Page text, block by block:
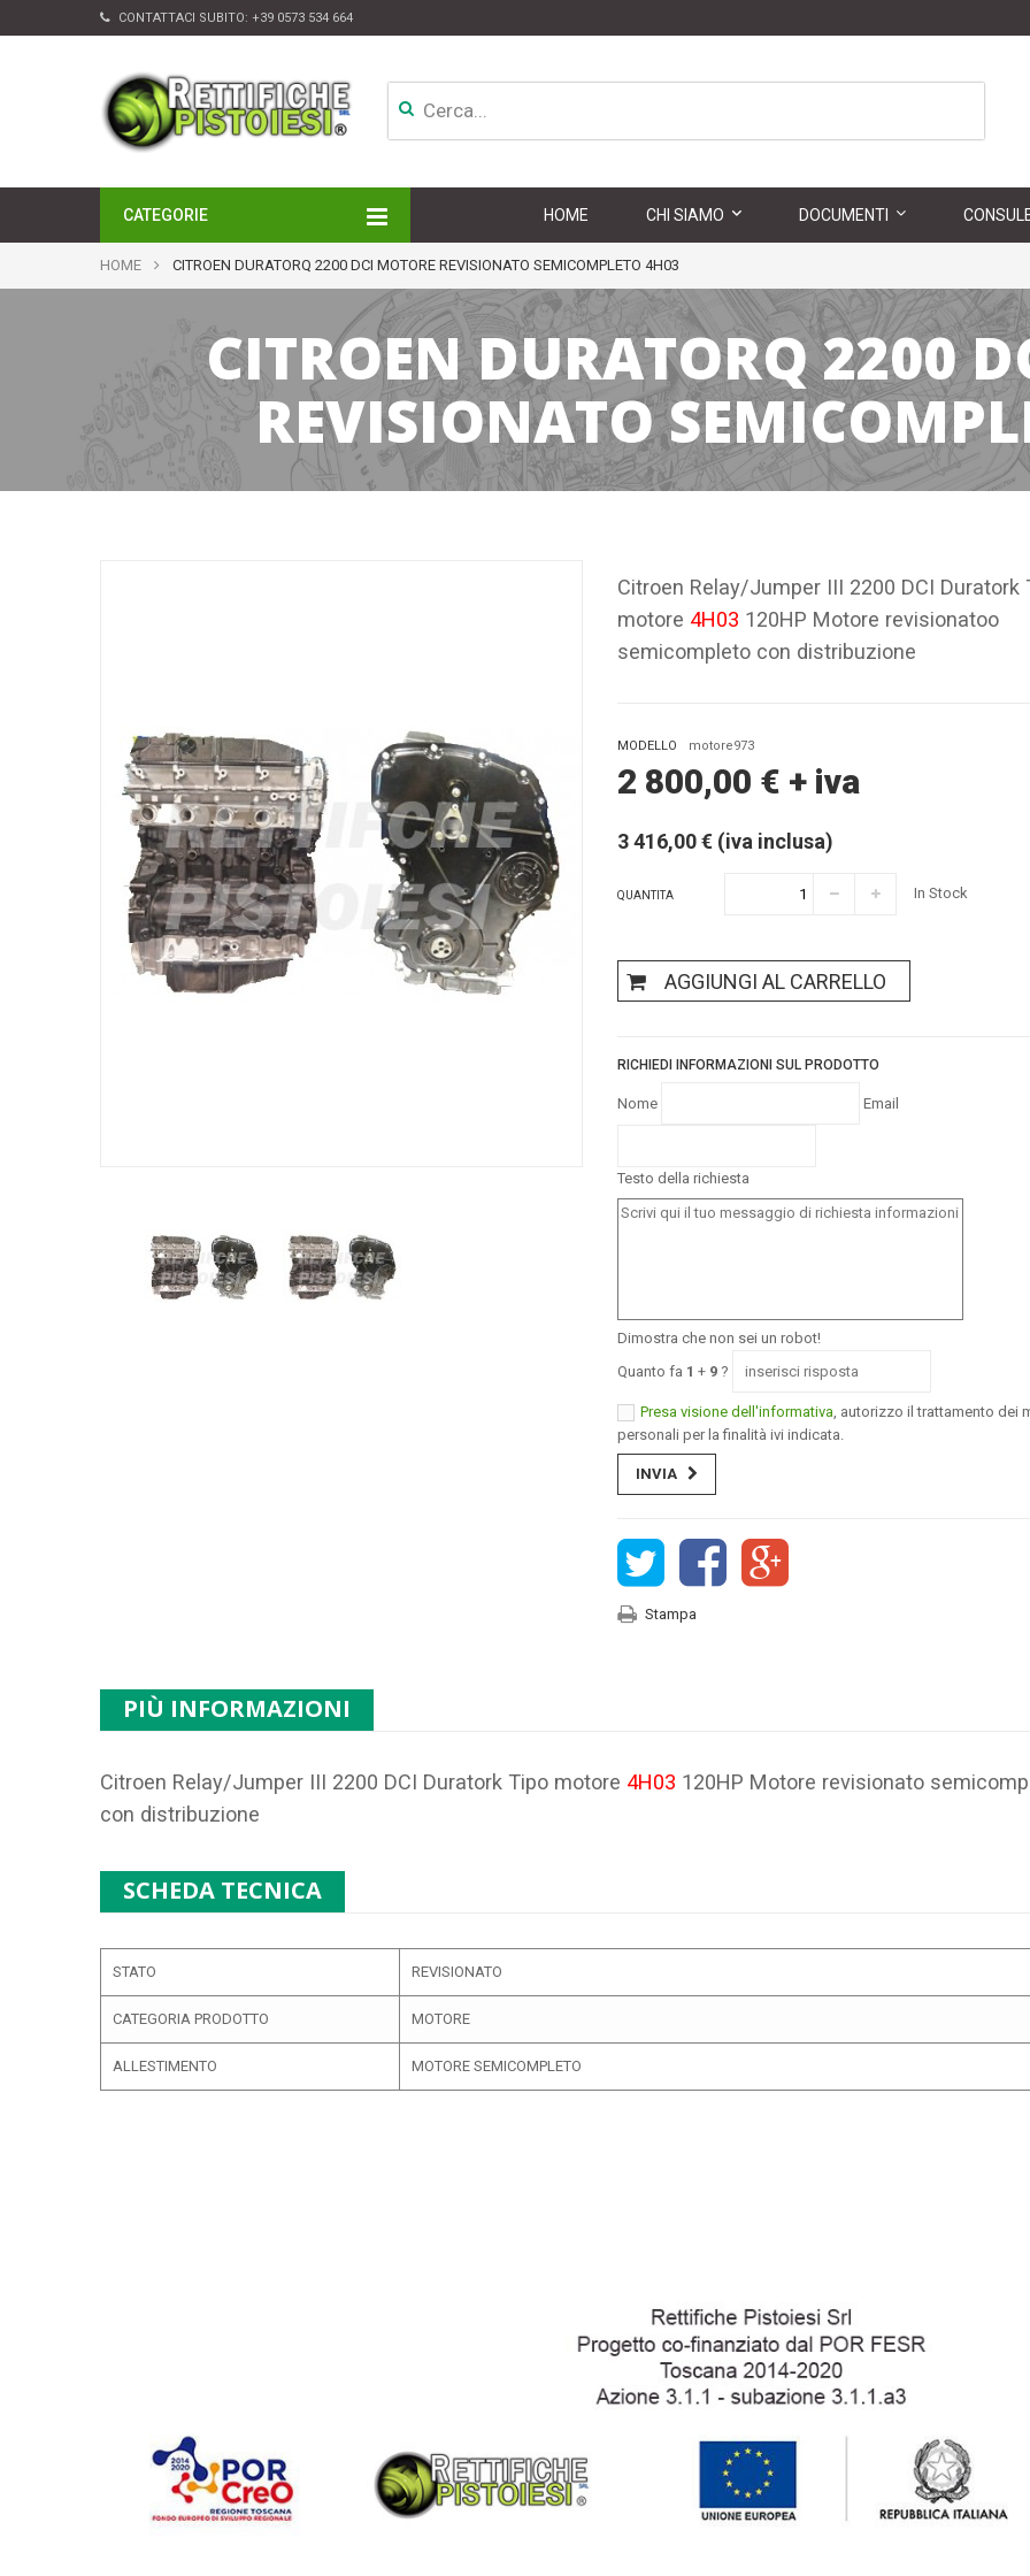
CONTATTACI SUBITO: +39 0573 534 664
CATEGORIE
APPARATI DI INIEZIONE
TURBINE
ALTRI ACCESSORI
HOME CHI SIAMO DOCUMENTI
HOME CITROEN DURATORQ 2200 DCI MOTORE REVISIONATO SEMICOMPLETO 4H03
CITROEN DURATORQ 2200
REVISIONATO
Citroen Relay/Jumper III 2200 DCI Duratork
motore 4H03 120HP Motore revisionatoo
semicompleto con distribuzione
MODELLO motore973
2 800,00 € + iva
3 416,00 € (iva inclusa)
QUANTITA In Stock
AGGIUNGI AL CARRELLO
RICHIEDI INFORMAZIONI SUL PRODOTTO
Nome Email
Testo della richiesta
Dimostra che non sei un robot!
Quanto fa 1 + 9 ?
Presa visione dell'informativa , autorizzo il trattamento dei
personali per la finalità ivi indicata.
INVIA
Stampa
PIÙ INFORMAZIONI
Citroen Relay/Jumper III 2200 DCI Duratork Tipo motore 4H03 120HP Motore revisionato
con distribuzione
SCHEDA TECNICA
STATO REVISIONATO
CATEGORIA PRODOTTO MOTORE
ALLESTIMENTO MOTORE SEMICOMPLETO